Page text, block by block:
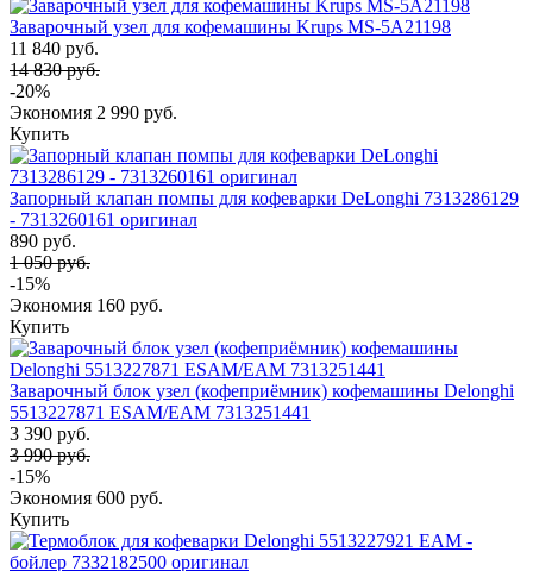
Заварочный узел для кофемашины Krups MS-5A21198
11 840 руб.
14 830 руб.
-20%
Экономия 2 990 руб.
Купить
Запорный клапан помпы для кофеварки DeLonghi 7313286129
- 7313260161 оригинал
890 руб.
1 050 руб.
-15%
Экономия 160 руб.
Купить
Заварочный блок узел (кофеприёмник) кофемашины Delonghi
5513227871 ESAM/EAM 7313251441
3 390 руб.
3 990 руб.
-15%
Экономия 600 руб.
Купить